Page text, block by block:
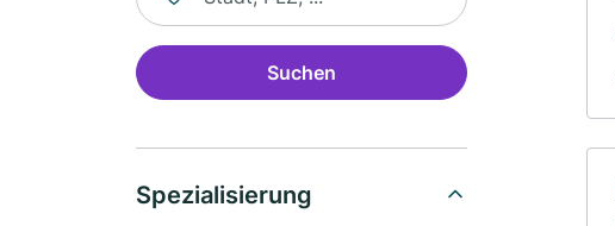
Suchen
Spezialisierung